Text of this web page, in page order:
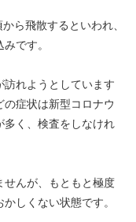
ら飛散するといわれ、
です。
れようとしています
の症状は新型コロナウ
く、検査をしなけれ
んが、もともと極度
しくない状態です。